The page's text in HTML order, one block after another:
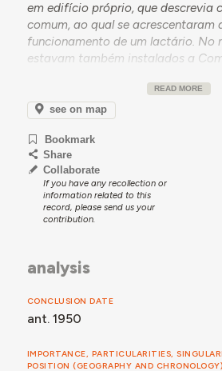
em edifício próprio, que descrevia
comum, ao qual se acrescentaram
funcionamento de um lactário. No
estavam também instalados a
descrevia ainda a variedade de
pela Casa do Povo, mencionando-
promovida pela Embaixada dos
América, explicando-se que os
a usufruir da Colónia de Férias da
referindo-se que a Casa do Povo,
função principal, prestava
concedia subsídios de invalidez, de
resultava prestígio para o
partilhou que a Casa do Povo de
mantinha, em 2024, como lugar de
realizados se tenha alterado ao
Lembra-se que, quando era jovem,
READ MORE
see on map
Bookmark
Share
Collaborate
If you have any recollection or
information related to this
record, please send us your
contribution.
analysis
CONCLUSION DATE
ant. 1950
IMPORTANCE, PARTICULARITIES,
POSITION (GEOGRAPHY AND CHRONOLOGY)